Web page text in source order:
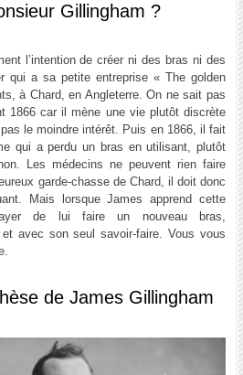
Gillingham ?
l’intention de créer ni des bras ni des
qui a sa petite entreprise « The golden
à Chard, en Angleterre. On ne sait pas
1866 car il mène une vie plutôt discrète
le moindre intérêt. Puis en 1866, il fait
qui a perdu un bras en utilisant, plutôt
Les médecins ne peuvent rien faire
garde-chasse de Chard, il doit donc
Mais lorsque James apprend cette
de lui faire un nouveau bras,
avec son seul savoir-faire. Vous vous
de James Gillingham